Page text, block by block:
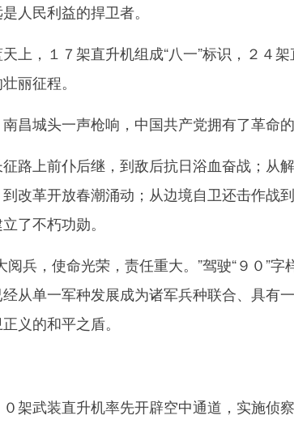
人民利益的捍卫者。
，１７架直升机组成“八一”标识，２４架
丽征程。
城头一声枪响，中国共产党拥有了革命的
上前仆后继，到敌后抗日浴血奋战；从
改革开放春潮涌动；从边境自卫还击作战
了不朽功勋。
兵，使命光荣，责任重大。”驾驶“９０”
从单一军种发展成为诸军兵种联合、具有
义的和平之盾。
武装直升机率先开辟空中通道，实施侦